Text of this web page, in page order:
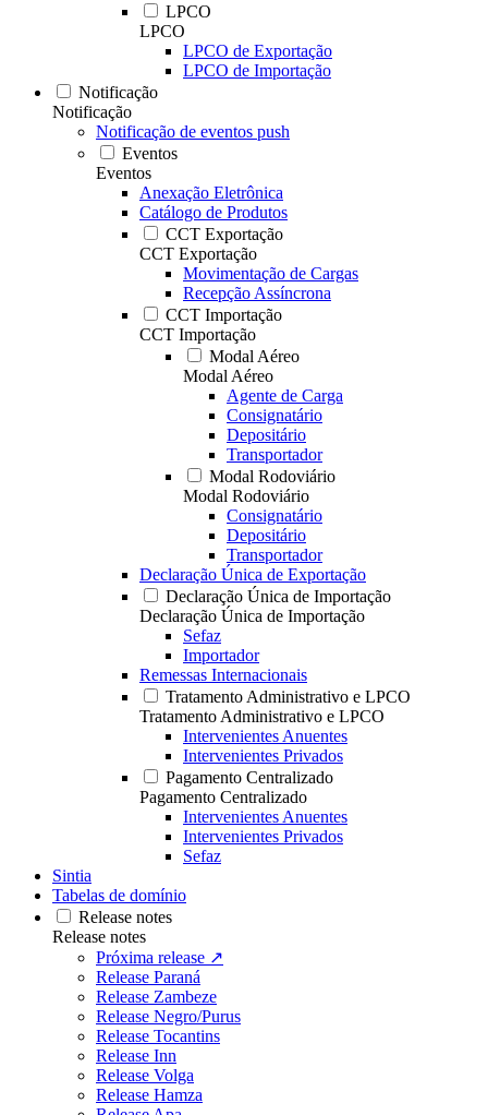
LPCO
LPCO
LPCO de Exportação
LPCO de Importação
Notificação
Notificação
Notificação de eventos push
Eventos
Eventos
Anexação Eletrônica
Catálogo de Produtos
CCT Exportação
CCT Exportação
Movimentação de Cargas
Recepção Assíncrona
CCT Importação
CCT Importação
Modal Aéreo
Modal Aéreo
Agente de Carga
Consignatário
Depositário
Transportador
Modal Rodoviário
Modal Rodoviário
Consignatário
Depositário
Transportador
Declaração Única de Exportação
Declaração Única de Importação
Declaração Única de Importação
Sefaz
Importador
Remessas Internacionais
Tratamento Administrativo e LPCO
Tratamento Administrativo e LPCO
Intervenientes Anuentes
Intervenientes Privados
Pagamento Centralizado
Pagamento Centralizado
Intervenientes Anuentes
Intervenientes Privados
Sefaz
Sintia
Tabelas de domínio
Release notes
Release notes
Próxima release ↗
Release Paraná
Release Zambeze
Release Negro/Purus
Release Tocantins
Release Inn
Release Volga
Release Hamza